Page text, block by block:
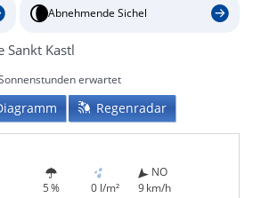
Abnehmende Sichel
Sankt Kastl
erwartet
Regenradar
5 % 0 l/m²
NO
9 km/h